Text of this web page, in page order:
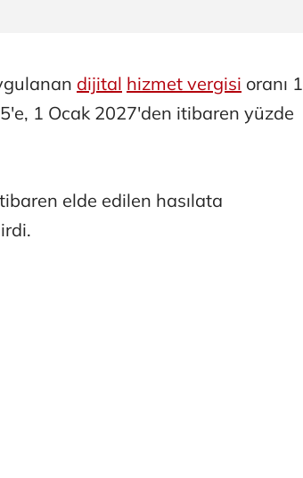
dijital hizmet vergisi oranı 1
1 Ocak 2027'den itibaren yüzde
elde edilen hasılata